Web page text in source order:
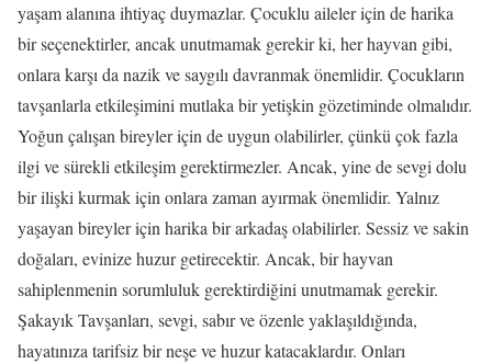
yaşam alanına ihtiyaç duymazlar. Çocuklu aileler için de harika
bir seçenektirler, ancak unutmamak gerekir ki, her hayvan gibi,
onlara karşı da nazik ve saygılı davranmak önemlidir. Çocukların
tavşanlarla etkileşimini mutlaka bir yetişkin gözetiminde olmalıdır.
Yoğun çalışan bireyler için de uygun olabilirler, çünkü çok fazla
ilgi ve sürekli etkileşim gerektirmezler. Ancak, yine de sevgi dolu
bir ilişki kurmak için onlara zaman ayırmak önemlidir. Yalnız
yaşayan bireyler için harika bir arkadaş olabilirler. Sessiz ve sakin
doğaları, evinize huzur getirecektir. Ancak, bir hayvan
sahiplenmenin sorumluluk gerektirdiğini unutmamak gerekir.
Şakayık Tavşanları, sevgi, sabır ve özenle yaklaşıldığında,
hayatınıza tarifsiz bir neşe ve huzur katacaklardır. Onları